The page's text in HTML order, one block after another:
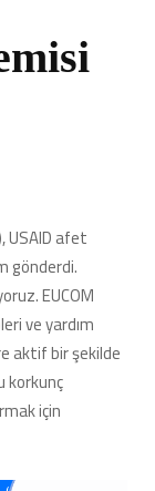
USAID afet
gönderdi.
EUCOM
ve yardım
aktif bir şekilde
korkunç
için